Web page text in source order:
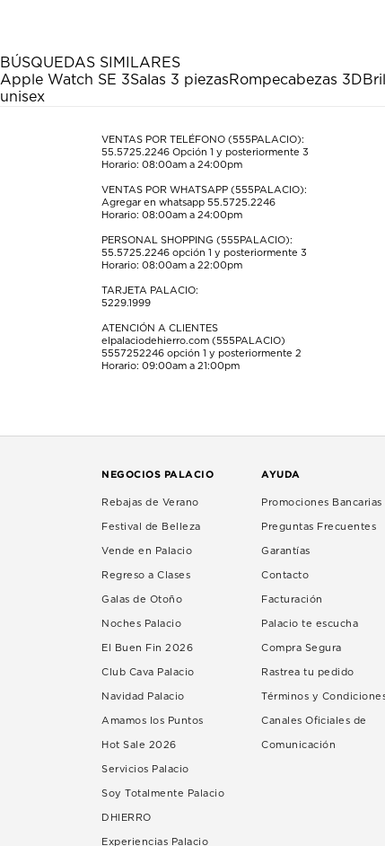
BÚSQUEDAS SIMILARES
Apple Watch SE 3Salas 3 piezasRompecabezas 3D
unisex
VENTAS POR TELÉFONO (555PALACIO):
55.5725.2246 Opción 1 y posteriormente 3
Horario: 08:00am a 24:00pm
VENTAS POR WHATSAPP (555PALACIO):
Agregar en whatsapp 55.5725.2246
Horario: 08:00am a 24:00pm
PERSONAL SHOPPING (555PALACIO):
55.5725.2246 opción 1 y posteriormente 3
Horario: 08:00am a 22:00pm
TARJETA PALACIO:
5229.1999
ATENCIÓN A CLIENTES
elpalaciodehierro.com (555PALACIO)
5557252246 opción 1 y posteriormente 2
Horario: 09:00am a 21:00pm
NEGOCIOS PALACIO
Rebajas de Verano
Festival de Belleza
Vende en Palacio
Regreso a Clases
Galas de Otoño
Noches Palacio
El Buen Fin 2026
Club Cava Palacio
Navidad Palacio
Amamos los Puntos
Hot Sale 2026
Servicios Palacio
Soy Totalmente Palacio
DHIERRO
Experiencias Palacio
AYUDA
Promociones Bancarias
Preguntas Frecuentes
Garantías
Contacto
Facturación
Palacio te escucha
Compra Segura
Rastrea tu pedido
Términos y
Canales Oficiales de
Comunicación